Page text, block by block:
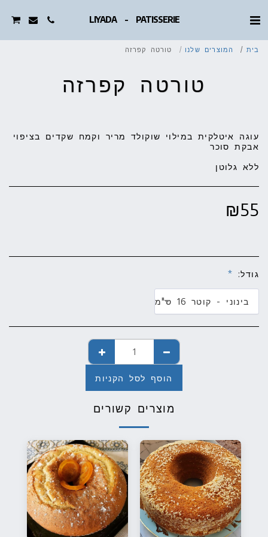
LIYADA - PATISSERIE
בית המוצרים שלנו טורטה קפרזה
טורטה קפרזה
עוגה איטלקית במילוי שוקולד מריר וקמח שקדים בציפוי
אבקת סוכר
ללא גלוטן
₪55
גודל: *
בינוני - קוטר 16 ס"מ
הוסף לסל הקניות
מוצרים קשורים